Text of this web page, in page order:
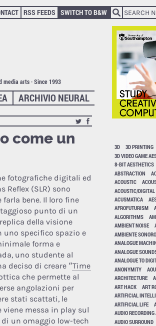
RSS FEEDS SWITCH TO B&W
arts · Since 1993
ARCHIVIO NEURAL
come un
fotografiche digitali ed
Reflex (SLR) sono
farla bene. Il loro fine
punto di un
della visione
specifico spazio e
forma e
uno studente al
deciso di creare “Time
che permette al
angolazioni per
stati scattati, le
messa in play sul
di un omaggio low-tech
3D
3D PRINTING
3D VIDEO GAME
8-BIT AESTHETICS
ABSTRACTION
ACOUSTIC
ACOUSTIC/DIGITAL
ACUSMATICA
AFROFUTURISM
ALGORITHMS
AMBIENT NOISE
AMBIENTE SONORO
ANALOGUE
ANALOGUE
ANALOGUE TO
ANONYMITY
ARCHITECTURE
ART HACK
ART
ARTIFICIAL
ARTIFICIAL LIFE
AUDIO
AUDIO SURROUND